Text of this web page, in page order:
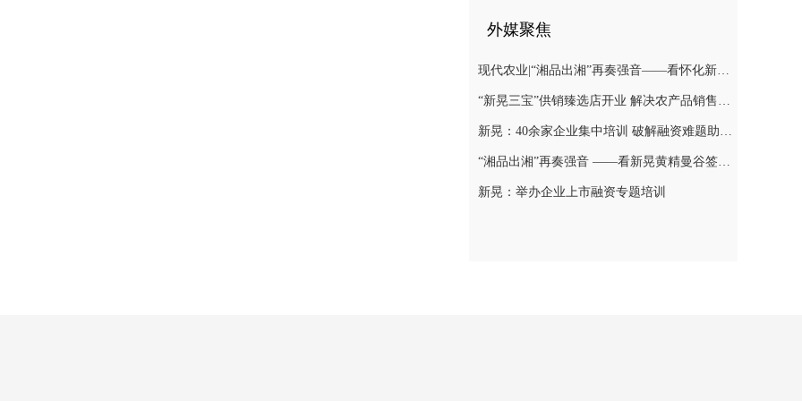
外媒聚焦
现代农业|“湘品出湘”再奏强音——看怀化新晃黄精曼谷签单背后的“强链密码”
“新晃三宝”供销臻选店开业 解决农产品销售难题
新晃：40余家企业集中培训 破解融资难题助力发展
“湘品出湘”再奏强音 ——看新晃黄精曼谷签单背后的“强链密码”
新晃：举办企业上市融资专题培训